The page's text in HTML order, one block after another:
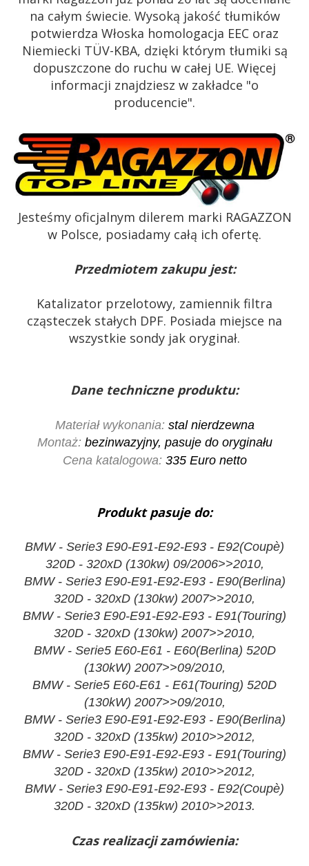
na całym świecie. Wysoką jakość tłumików
potwierdza Włoska homologacja EEC oraz
Niemiecki TÜV-KBA, dzięki którym tłumiki są
dopuszczone do ruchu w całej UE. Więcej
informacji znajdziesz w zakładce "o
producencie".
Jesteśmy oficjalnym dilerem marki RAGAZZON
w Polsce, posiadamy całą ich ofertę.
Przedmiotem zakupu jest:
Katalizator przelotowy, zamiennik filtra
cząsteczek stałych DPF. Posiada miejsce na
wszystkie sondy jak oryginał.
Dane techniczne produktu:
Materiał wykonania: stal nierdzewna
Montaż: bezinwazyjny, pasuje do oryginału
Cena katalogowa: 335 Euro netto
Produkt pasuje do:
BMW - Serie3 E90-E91-E92-E93 - E92(Coupè)
320D - 320xD (130kw) 09/2006>>2010,
BMW - Serie3 E90-E91-E92-E93 - E90(Berlina)
320D - 320xD (130kw) 2007>>2010,
BMW - Serie3 E90-E91-E92-E93 - E91(Touring)
320D - 320xD (130kw) 2007>>2010,
BMW - Serie5 E60-E61 - E60(Berlina) 520D
(130kW) 2007>>09/2010,
BMW - Serie5 E60-E61 - E61(Touring) 520D
(130kW) 2007>>09/2010,
BMW - Serie3 E90-E91-E92-E93 - E90(Berlina)
320D - 320xD (135kw) 2010>>2012,
BMW - Serie3 E90-E91-E92-E93 - E91(Touring)
320D - 320xD (135kw) 2010>>2012,
BMW - Serie3 E90-E91-E92-E93 - E92(Coupè)
320D - 320xD (135kw) 2010>>2013.
Czas realizacji zamówienia: